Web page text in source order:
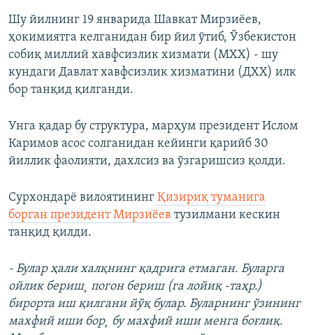
Шу йилнинг 19 январида Шавкат Мирзиёев,
ҳокимиятга келганидан бир йил ўтиб, Ўзбекистон
собиқ миллий хавфсизлик хизмати (МХХ) - шу
кундаги Давлат хавфсизлик хизматини (ДХХ) илк
бор танқид қилганди.
Унга қадар бу структура, марҳум президент Ислом
Каримов асос солганидан кейинги қарийб 30
йиллик фаолияти, дахлсиз ва ўзгаришсиз қолди.
Сурхондарё вилоятининг Қизириқ туманига
борган президент Мирзиёев тузилмани кескин
танқид қилди.
- Булар ҳали халқнинг қадрига етмаган. Буларга
ойлик бериш¸ погон бериш (га лойиқ -таҳр.)
бирорта иш қилгани йўқ булар. Буларнинг ўзининг
махфий иши бор¸ бу махфий иши менга боғлиқ.